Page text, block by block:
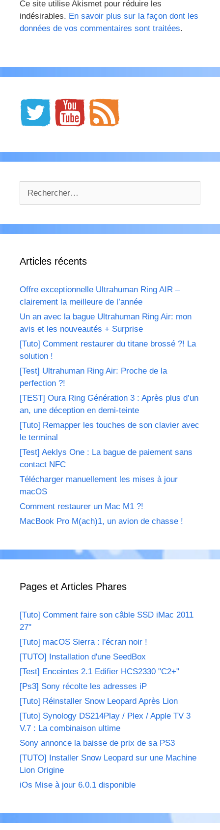
Ce site utilise Akismet pour réduire les
indésirables. En savoir plus sur la façon dont les
données de vos commentaires sont traitées.
Articles récents
Offre exceptionnelle Ultrahuman Ring AIR –
clairement la meilleure de l’année
Un an avec la bague Ultrahuman Ring Air: mon
avis et les nouveautés + Surprise
[Tuto] Comment restaurer du titane brossé ?! La
solution !
[Test] Ultrahuman Ring Air: Proche de la
perfection ?!
[TEST] Oura Ring Génération 3 : Après plus d’un
an, une déception en demi-teinte
[Tuto] Remapper les touches de son clavier avec
le terminal
[Test] Aeklys One : La bague de paiement sans
contact NFC
Télécharger manuellement les mises à jour
macOS
Comment restaurer un Mac M1 ?!
MacBook Pro M(ach)1, un avion de chasse !
Pages et Articles Phares
[Tuto] Comment faire son câble SSD iMac 2011
27"
[Tuto] macOS Sierra : l'écran noir !
[TUTO] Installation d'une SeedBox
[Test] Enceintes 2.1 Edifier HCS2330 "C2+"
[Ps3] Sony récolte les adresses iP
[Tuto] Réinstaller Snow Leopard Après Lion
[Tuto] Synology DS214Play / Plex / Apple TV 3
V.7 : La combinaison ultime
Sony annonce la baisse de prix de sa PS3
[TUTO] Installer Snow Leopard sur une Machine
Lion Origine
iOs Mise à jour 6.0.1 disponible